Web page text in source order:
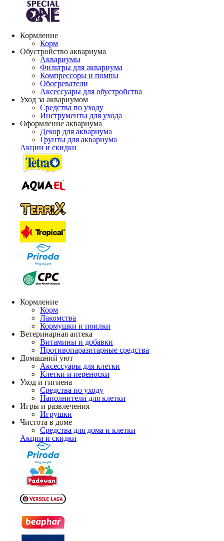
Кормление
Корм
Обустройство аквариума
Аквариумы
Фильтры для аквариума
Компрессоры и помпы
Обогреватели
Аксессуары для обустройства
Уход за аквариумом
Средства по уходу
Инструменты для ухода
Оформление аквариума
Декор для аквариума
Грунты для аквариума
Акции и скидки
Кормление
Корм
Лакомства
Кормушки и поилки
Ветеринарная аптека
Витамины и добавки
Противопаразитарные средства
Домашний уют
Аксессуары для клетки
Клетки и переноски
Уход и гигиена
Средства по уходу
Наполнители для клетки
Игры и развлечения
Игрушки
Чистота в доме
Средства для дома и клетки
Акции и скидки